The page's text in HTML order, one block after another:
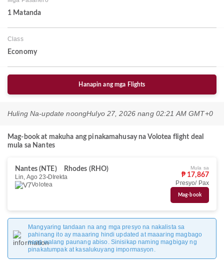
1 Matanda
Class
Economy
Hanapin ang mga Flights
Huling Na-update noongHulyo 27, 2026 nang 02:21 AM GMT+0
Mag-book at makuha ang pinakamahusay na Volotea flight deal
mula sa Nantes
Nantes (NTE)
Rhodes (RHO)
Lin, Ago 23 DIrekta
Volotea
Mula sa
₱ 17,867
Presyo/ Pax
Mag-book
Mangyaring tandaan na ang mga presyo na nakalista sa
pahinang ito ay maaaring hindi updated at maaaring magbago
nang walang paunang abiso. Sinisikap naming magbigay ng
pinakatumpak at kasalukuyang impormasyon.